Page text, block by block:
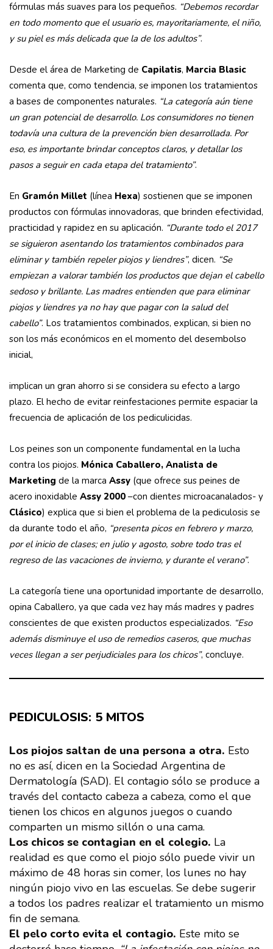
fórmulas más suaves para los pequeños. “Debemos recordar
en todo momento que el usuario es, mayoritariamente, el niño,
y su piel es más delicada que la de los adultos”.
Desde el área de Marketing de Capilatis, Marcia Blasic
comenta que, como tendencia, se imponen los tratamientos
a bases de componentes naturales. “La categoría aún tiene
un gran potencial de desarrollo. Los consumidores no tienen
todavía una cultura de la prevención bien desarrollada. Por
eso, es importante brindar conceptos claros, y detallar los
pasos a seguir en cada etapa del tratamiento”.
En Gramón Millet (línea Hexa) sostienen que se imponen
productos con fórmulas innovadoras, que brinden efectividad,
practicidad y rapidez en su aplicación. “Durante todo el 2017
se siguieron asentando los tratamientos combinados para
eliminar y también repeler piojos y liendres”, dicen. “Se
empiezan a valorar también los productos que dejan el cabello
sedoso y brillante. Las madres entienden que para eliminar
piojos y liendres ya no hay que pagar con la salud del
cabello”. Los tratamientos combinados, explican, si bien no
son los más económicos en el momento del desembolso
inicial,
implican un gran ahorro si se considera su efecto a largo
plazo. El hecho de evitar reinfestaciones permite espaciar la
frecuencia de aplicación de los pediculicidas.
Los peines son un componente fundamental en la lucha
contra los piojos. Mónica Caballero, Analista de
Marketing de la marca Assy (que ofrece sus peines de
acero inoxidable Assy 2000 –con dientes microacanalados- y
Clásico) explica que si bien el problema de la pediculosis se
da durante todo el año, “presenta picos en febrero y marzo,
por el inicio de clases; en julio y agosto, sobre todo tras el
regreso de las vacaciones de invierno, y durante el verano”.
La categoría tiene una oportunidad importante de desarrollo,
opina Caballero, ya que cada vez hay más madres y padres
conscientes de que existen productos especializados. “Eso
además disminuye el uso de remedios caseros, que muchas
veces llegan a ser perjudiciales para los chicos”, concluye.
PEDICULOSIS: 5 MITOS
Los piojos saltan de una persona a otra. Esto
no es así, dicen en la Sociedad Argentina de
Dermatología (SAD). El contagio sólo se produce a
través del contacto cabeza a cabeza, como el que
tienen los chicos en algunos juegos o cuando
comparten un mismo sillón o una cama.
Los chicos se contagian en el colegio. La
realidad es que como el piojo sólo puede vivir un
máximo de 48 horas sin comer, los lunes no hay
ningún piojo vivo en las escuelas. Se debe sugerir
a todos los padres realizar el tratamiento un mismo
fin de semana.
El pelo corto evita el contagio. Este mito se